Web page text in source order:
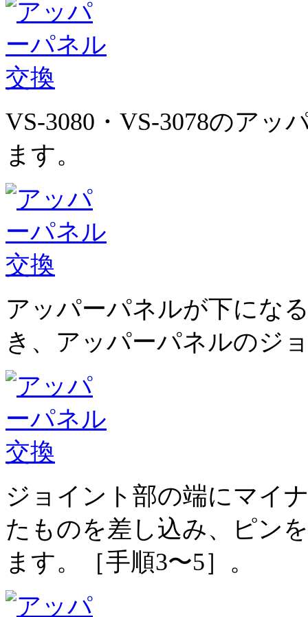
VS-3080・VS-3078のアッ
ます。
アッパーパネルが下にな
き、アッパーパネルのジ
ジョイント部の端にマイ
たものを差し込み、ピン
ます。［手順3〜5］。